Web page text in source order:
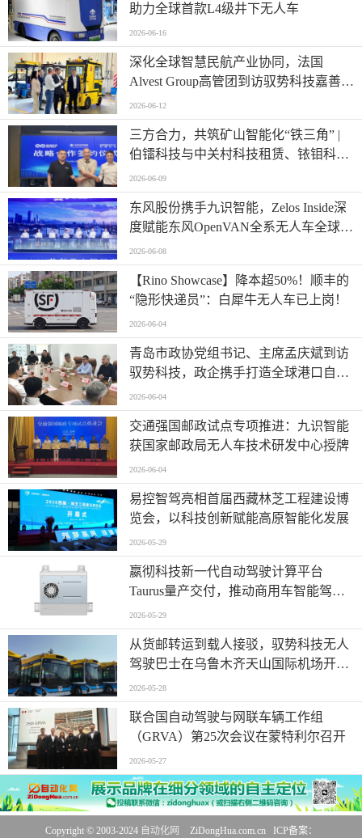
助力全球首款L4级井下无人车
2026-06-16
深化全球智慧民航产业协同，法国
Alvest Group高管团到访驭势科技嘉善研
发测试和应用创新中心
2026-06-12
三方合力，共筑矿山智能化“铁三角” |
伯镭科技与中关村科技租赁、铱钼科技
正式签署三方战略合作协议
2026-06-09
东风股份携手九识智能，Zelos Inside深
度赋能东风OpenVAN全系无人车全球首
发
2026-06-08
【Rino Showcase】降本超50%！顺丰的
“隐形快递员”：白犀牛无人车已上岗！
2026-06-04
青岛市政协党组书记、主席孟庆斌到访
驭势科技，政企携手打造全球港口自动
驾驶应用样板
2026-06-04
交通强国邮政试点专项推进：九识智能
获国家邮政局无人车技术研发中心授牌
2026-06-04
易控智驾亮相首届西藏林芝工程建设博
览会，以科技创新赋能高原智能化发展
2026-05-29
嬴彻科技新一代自动驾驶计算平台
Taurus量产交付，推动商用车智能驾驶
加速渗透
2026-05-29
从货邮转运到载人接驳，驭势科技无人
驾驶巴士在乌鲁木齐天山国际机场开启
无人化运营
2026-05-28
联合国自动驾驶与网联车辆工作组
（GRVA）第25次会议在蒙特利尔召开
2026-05-27
Copyright © 2003-2024 自动化网 ZiDongHua.com.cn ICP备案：